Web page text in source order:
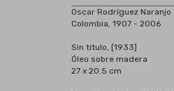
Oscar Rodríguez Naranjo
Colombia, 1907 - 2006
Sin título, [1933]
Óleo sobre madera
27 x 20.5 cm